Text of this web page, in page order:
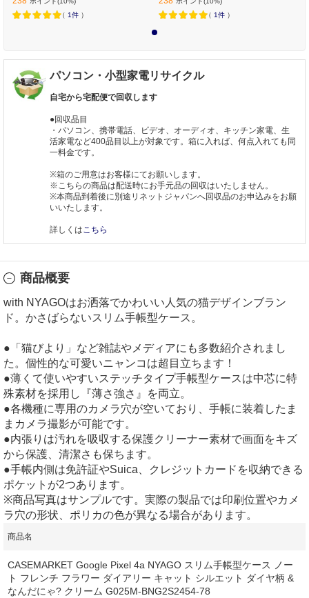
（ 1件 ）
（ 1件 ）
パソコン・小型家電リサイクル
自宅から宅配便で回収します
●回収品目
・パソコン、携帯電話、ビデオ、オーディオ、キッチン家電、生
活家電など400品目以上が対象です。箱に入れば、何点入れても同
一料金です。
※箱のご用意はお客様にてお願いします。
※こちらの商品は配送時にお手元品の回収はいたしません。
※本商品到着後に別途リネットジャパンへ回収品のお申込みをお願
いいたします。
詳しくはこちら
商品概要
with NYAGOはお洒落でかわいい人気の猫デザインブラン
ド。かさばらないスリム手帳型ケース。
●「猫びより」など雑誌やメディアにも多数紹介されまし
た。個性的な可愛いニャンコは超目立ちます！
●薄くて使いやすいステッチタイプ手帳型ケースは中芯に特
殊素材を採用し『薄さ強さ』を両立。
●各機種に専用のカメラ穴が空いており、手帳に装着したま
まカメラ撮影が可能です。
●内張りは汚れを吸収する保護クリーナー素材で画面をキズ
から保護、清潔さも保ちます。
●手帳内側は免許証やSuica、クレジットカードを収納できる
ポケットが2つあります。
※商品写真はサンプルです。実際の製品では印刷位置やカメ
ラ穴の形状、ポリカの色が異なる場合があります。
商品名
CASEMARKET Google Pixel 4a NYAGO スリム手帳型ケース ノー
ト フレンチ フラワー ダイアリー キャット シルエット ダイヤ柄 &
なんだにゃ? クリーム G025M-BNG2S2454-78